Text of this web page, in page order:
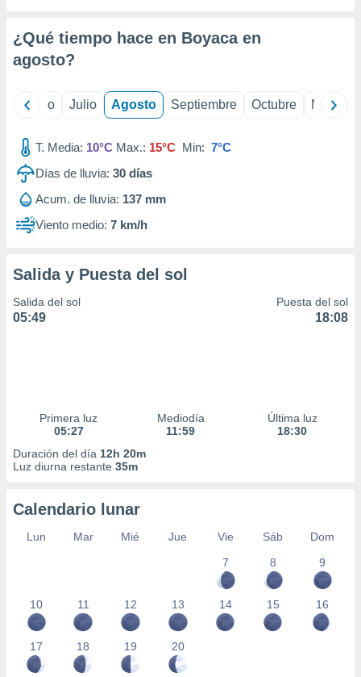
e
de
¿Qué tiempo hace en Boyaca en
agosto?
Junio Julio Agosto Septiembre Octubre
T. Media: 10°C Max.: 15°C Min: 7°C
Días de lluvia: 30 días
Acum. de lluvia: 137 mm
Viento medio: 7 km/h
Salida y Puesta del sol
Salida del sol
05:49
Puesta del sol
18:08
Primera luz
05:27
Mediodía
11:59
Última luz
18:30
Duración del día 12h 20m
Luz diurna restante 35m
Calendario lunar
Lun Mar Mié Jue Vie Sáb
Dom
7
8 9
10 11 12 13 14 15 16
17 18 19 20